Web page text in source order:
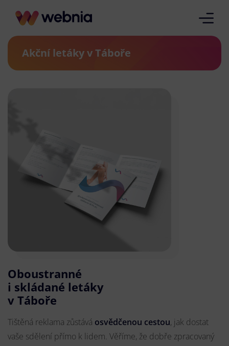
Akční letáky v Táboře
Oboustranné
i skládané letáky
v Táboře
Tištěná reklama zůstává osvědčenou cestou, jak dostat
vaše sdělení přímo k lidem. Věříme, že dobře zpracovaný